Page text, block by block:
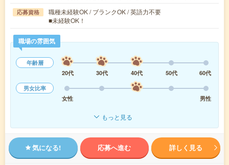
応募資格
職種未経験OK / ブランクOK / 英語力不要
■未経験OK！
職場の雰囲気
年齢層
20代
30代 40代 50代
60代
男女比率
女性
男性
もっと見る
気になる! 応募へ進む 詳しく見る